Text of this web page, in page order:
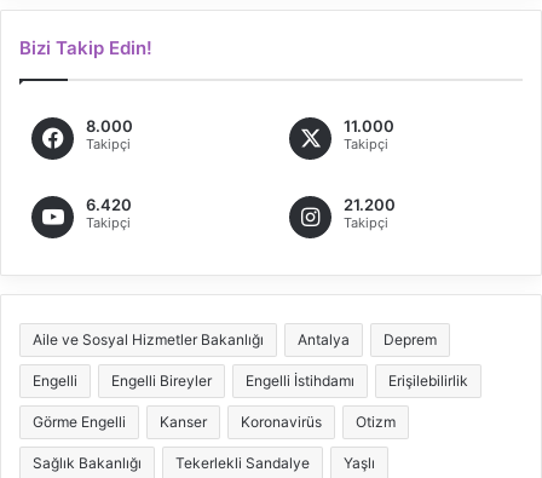
Bizi Takip Edin!
8.000
Takipçi
11.000
Takipçi
6.420
Takipçi
21.200
Takipçi
Aile ve Sosyal Hizmetler Bakanlığı Antalya Deprem
Engelli Engelli Bireyler Engelli İstihdamı Erişilebilirlik
Görme Engelli Kanser Koronavirüs Otizm
Sağlık Bakanlığı Tekerlekli Sandalye Yaşlı